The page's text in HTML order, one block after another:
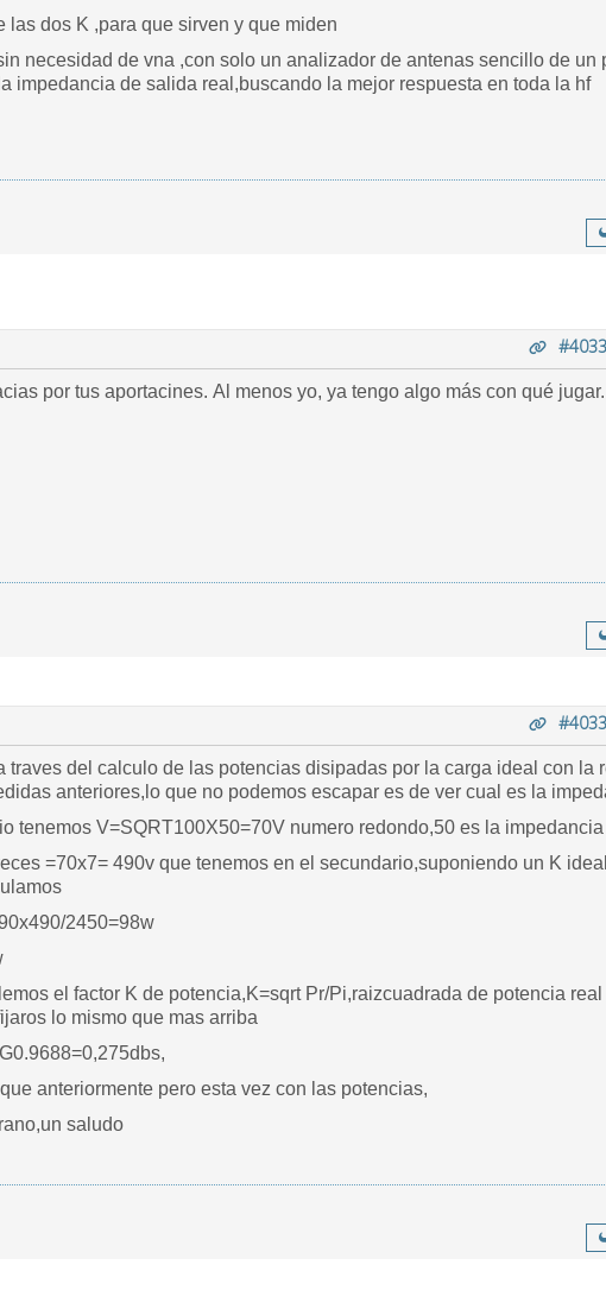
dos K ,para que sirven y que miden
necesidad de vna ,con solo un analizador de antenas sencillo de un
impedancia de salida real,buscando la mejor respuesta en toda la hf
por tus aportacines. Al menos yo, ya tengo algo más con qué jugar.
traves del calculo de las potencias disipadas por la carga ideal con la
anteriores,lo que no podemos escapar es de ver cual es la
tenemos V=SQRT100X50=70V numero redondo,50 es la
=70x7= 490v que tenemos en el secundario,suponiendo un K
2450=98w
el factor K de potencia,K=sqrt Pr/Pi,raizcuadrada de potencia
lo mismo que mas arriba
anteriormente pero esta vez con las potencias,
saludo